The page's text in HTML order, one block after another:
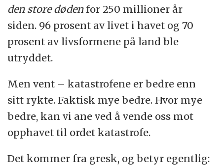
den store dødenfor 250 millioner år
siden. 96 prosent av livet i havet og 70
prosent av livsformene på land ble
utryddet.
Men vent – katastrofene er bedre enn
sitt rykte. Faktisk mye bedre. Hvor mye
bedre, kan vi ane ved å vende oss mot
opphavet til ordet katastrofe.
Det kommer fra gresk, og betyr egentlig: